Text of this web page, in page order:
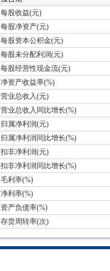
每股收益(元)
每股净资产(元)
每股资本公积金(元)
每股未分配利润(元)
每股经营性现金流(元)
净资产收益率(%)
营业总收入(元)
营业总收入同比增长(%)
归属净利润(元)
归属净利润同比增长(%)
扣非净利润(元)
扣非净利润同比增长(%)
毛利率(%)
净利率(%)
资产负债率(%)
存货周转率(次)